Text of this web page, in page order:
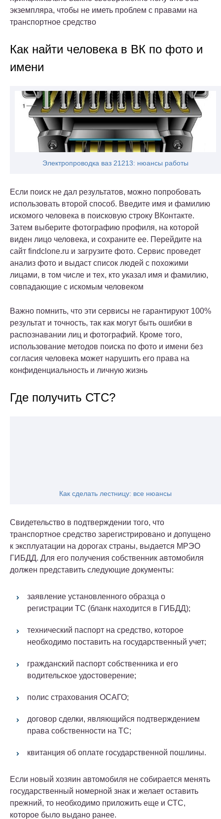
экземпляра, чтобы не иметь проблем с правами на
транспортное средство
Как найти человека в ВК по фото и
имени
Электропроводка ваз 21213: нюансы работы
Если поиск не дал результатов, можно попробовать
использовать второй способ. Введите имя и фамилию
искомого человека в поисковую строку ВКонтакте.
Затем выберите фотографию профиля, на которой
виден лицо человека, и сохраните ее. Перейдите на
сайт findclone.ru и загрузите фото. Сервис проведет
анализ фото и выдаст список людей с похожими
лицами, в том числе и тех, кто указал имя и фамилию,
совпадающие с искомым человеком
Важно помнить, что эти сервисы не гарантируют 100%
результат и точность, так как могут быть ошибки в
распознавании лиц и фотографий. Кроме того,
использование методов поиска по фото и имени без
согласия человека может нарушить его права на
конфиденциальность и личную жизнь
Где получить СТС?
Как сделать лестницу: все нюансы
Свидетельство в подтверждении того, что
транспортное средство зарегистрировано и допущено
к эксплуатации на дорогах страны, выдается МРЭО
ГИБДД. Для его получения собственник автомобиля
должен представить следующие документы:
заявление установленного образца о
регистрации ТС (бланк находится в ГИБДД);
технический паспорт на средство, которое
необходимо поставить на государственный учет;
гражданский паспорт собственника и его
водительское удостоверение;
полис страхования ОСАГО;
договор сделки, являющийся подтверждением
права собственности на ТС;
квитанция об оплате государственной пошлины.
Если новый хозяин автомобиля не собирается менять
государственный номерной знак и желает оставить
прежний, то необходимо приложить еще и СТС,
которое было выдано ранее.